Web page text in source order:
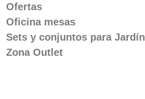
Ofertas
Oficina mesas
Sets y conjuntos para Jardín
Zona Outlet